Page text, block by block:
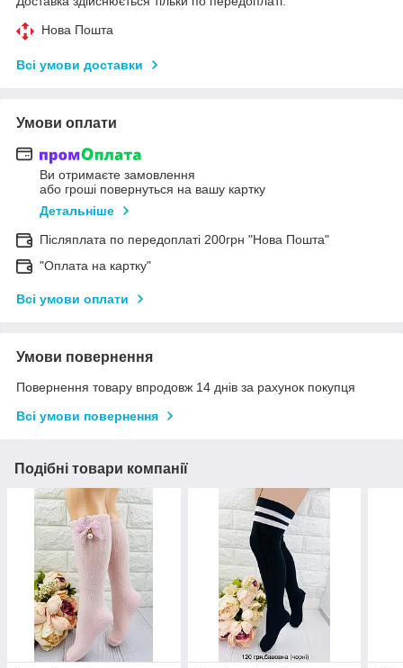
Нова Пошта
Всі умови доставки
Умови оплати
Ви отримаєте замовлення
або гроші повернуться на вашу картку
Детальніше
Післяплата по передоплаті 200грн "Нова Пошта"
"Оплата на картку"
Всі умови оплати
Умови повернення
Повернення товару впродовж 14 днів за рахунок покупця
Всі умови повернення
Подібні товари компанії